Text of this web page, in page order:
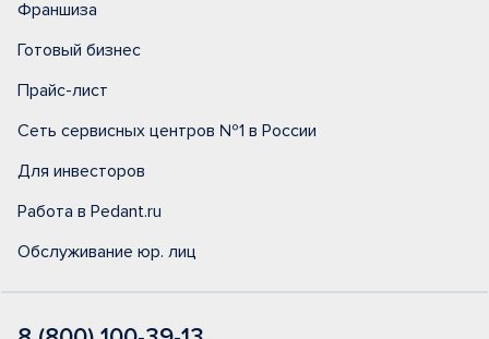
Франшиза
Готовый бизнес
Прайс-лист
Сеть сервисных центров №1 в России
Для инвесторов
Работа в Pedant.ru
Обслуживание юр. лиц